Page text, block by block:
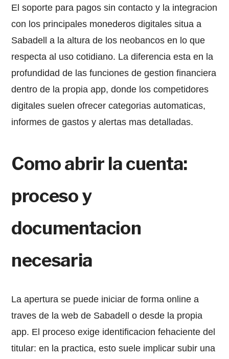
El soporte para pagos sin contacto y la integracion
con los principales monederos digitales situa a
Sabadell a la altura de los neobancos en lo que
respecta al uso cotidiano. La diferencia esta en la
profundidad de las funciones de gestion financiera
dentro de la propia app, donde los competidores
digitales suelen ofrecer categorias automaticas,
informes de gastos y alertas mas detalladas.
Como abrir la cuenta:
proceso y
documentacion
necesaria
La apertura se puede iniciar de forma online a
traves de la web de Sabadell o desde la propia
app. El proceso exige identificacion fehaciente del
titular: en la practica, esto suele implicar subir una